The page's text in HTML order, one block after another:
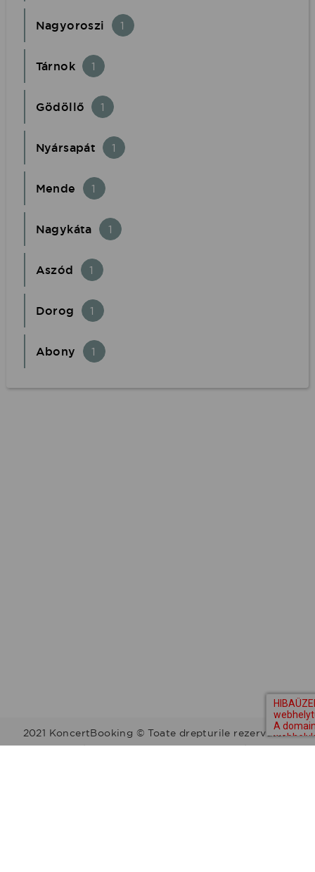
Nagyoroszi 1
Tárnok 1
Gödöllő 1
Nyársapát 1
Mende 1
Nagykáta 1
Aszód 1
Dorog 1
Abony 1
2021 KoncertBooking © Toate drepturile rezervate.
Kapcsolat | Telefonszám: +36 30 157 9812 | E-mail: